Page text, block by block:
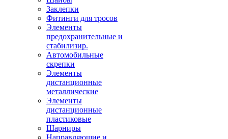
Заклепки
Фитинги для тросов
Элементы
предохранительные и
стабилизир.
Автомобильные
скрепки
Элементы
дистанционные
металлические
Элементы
дистанционные
пластиковые
Шарниры
Направляющие и